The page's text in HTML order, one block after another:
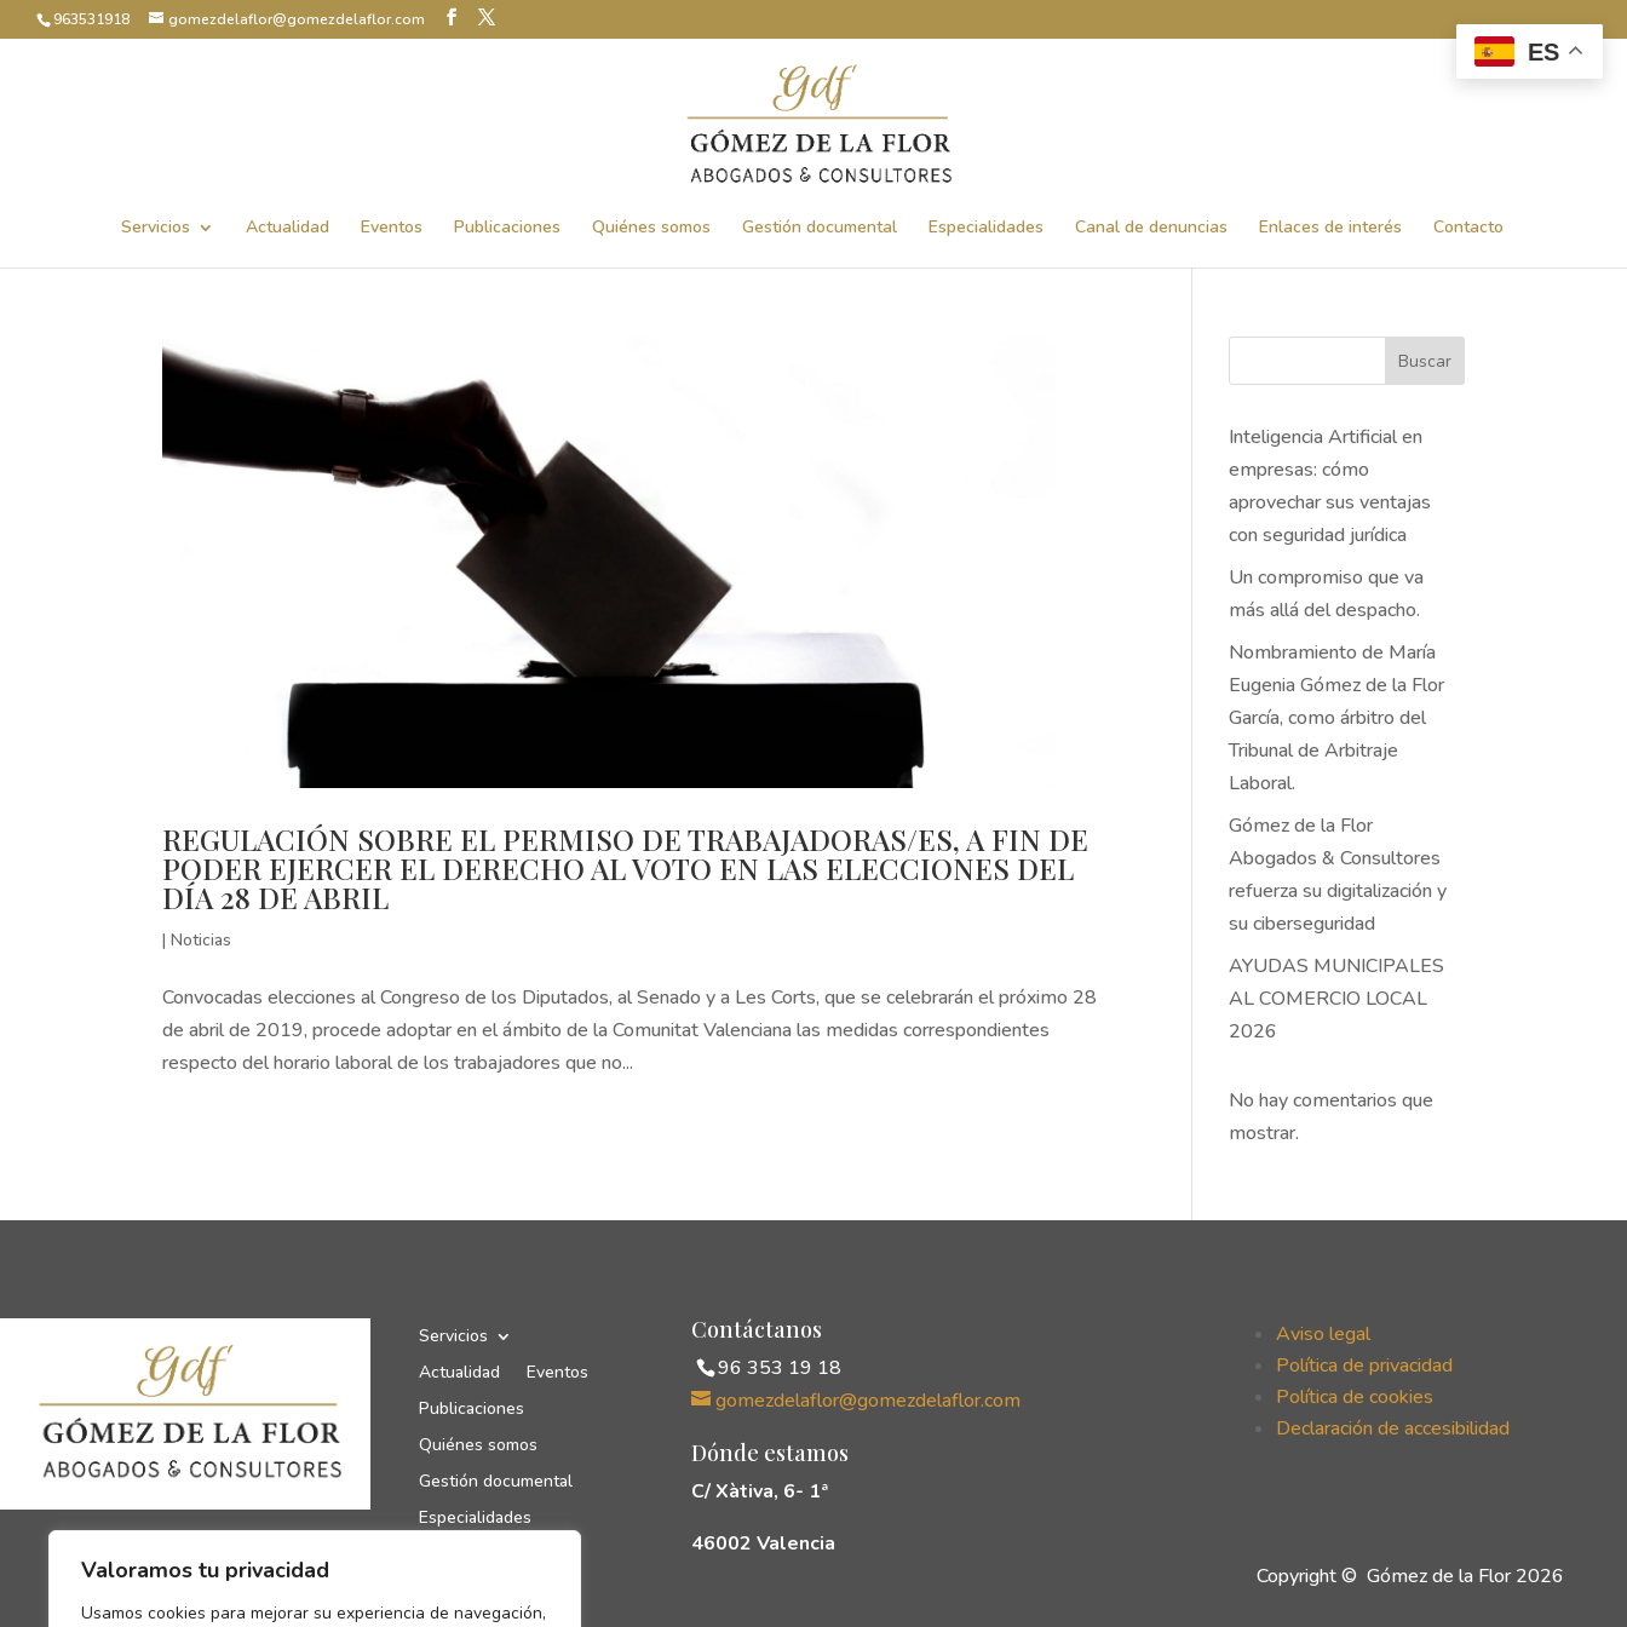
Valoramos tu privacidad
Usamos cookies para mejorar su experiencia de navegación,
963531918 gomezdelaflor@gomezdelaflor.com
Servicios Actualidad Eventos Publicaciones Quiénes somos Gestión documental Especialidades Canal de denuncias Enlaces de interés Contacto
REGULACIÓN SOBRE EL PERMISO DE TRABAJADORAS/ES, A FIN DE
PODER EJERCER EL DERECHO AL VOTO EN LAS ELECCIONES DEL
DÍA 28 DE ABRIL
|Noticias
Convocadas elecciones al Congreso de los Diputados, al Senado y a Les Corts, que se celebrarán el próximo 28
de abril de 2019, procede adoptar en el ámbito de la Comunitat Valenciana las medidas correspondientes
respecto del horario laboral de los trabajadores que no...
Buscar
Inteligencia Artificial en
empresas: cómo
aprovechar sus ventajas
con seguridad jurídica
Un compromiso que va
más allá del despacho.
Nombramiento de María
Eugenia Gómez de la Flor
García, como árbitro del
Tribunal de Arbitraje
Laboral.
Gómez de la Flor
Abogados & Consultores
refuerza su digitalización y
su ciberseguridad
AYUDAS MUNICIPALES
AL COMERCIO LOCAL
2026
No hay comentarios que
mostrar.
Servicios
Actualidad
Eventos
Publicaciones
Quiénes somos
Gestión documental
Especialidades
Contáctanos
96 353 19 18
gomezdelaflor@gomezdelaflor.com
Dónde estamos
C/ Xàtiva, 6- 1ª
46002 Valencia
Aviso legal
Política de privacidad
Política de cookies
Declaración de accesibilidad
Copyright © Gómez de la Flor 2026
ES